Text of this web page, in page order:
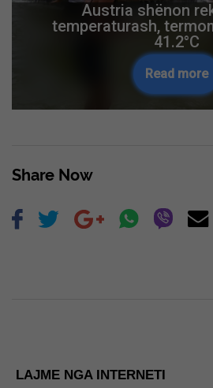
Austria shënon
temperaturash,
41.2°C
Read more
Share Now
LAJME NGA INTERNETI